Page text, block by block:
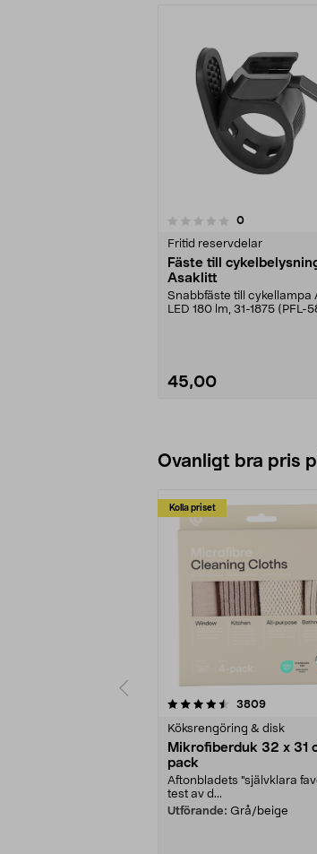
0recensioner
Fritid reservdelar
Fäste till
Asaklitt
Snabbfäste till cykellampa
LED 180 lm, 31-1875 (PFL-
45,00
Ovanligt bra pris
Kolla priset
3809
Köksrengöring & disk
Mikrofiberduk 32 x 31
pack
Aftonbladets "självklara
test av d...
Utförande: Grå/beige
4.0av 5 stjärnor